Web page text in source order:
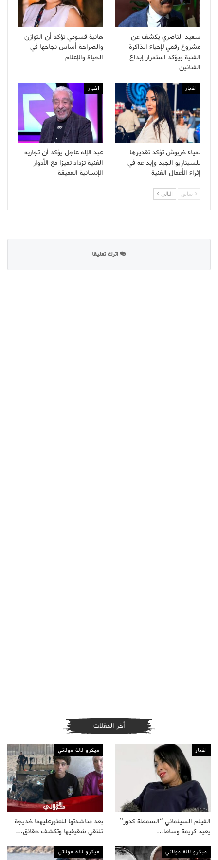
سعيد الناصري يكشف عن
مشروع رقمي لإحياء الذاكرة
الفنية ويؤكد استمرار إبداع
الفنانين
هانية قسومي تؤكد أن التوازن
والصراحة أساس نجاحها في
الحياة والإعلام
اخبار
لمياء خربوش تؤكد تقديرها
للسيناريو الجيد وإبداعه في
إثراء الأعمال الفنية
اخبار
عبد الإله عاجل يؤكد أن تجاربه
الفنية تزداد تميزا مع الأدوار
الإنسانية العميقة
سابق التالى
اترك تعليقا
أخر المقلات
اخبار
الفيلم السينمائي “السمطة كدور”
يعيد كريمة وساط…
ميكرو لالة مولاتي
بعد مناشدتها للعثورعليهما خديجة
تلتقي شقيقيها وتكشف حقائق…
ميكرو لالة مولاتي ميكرو لالة مولاتي